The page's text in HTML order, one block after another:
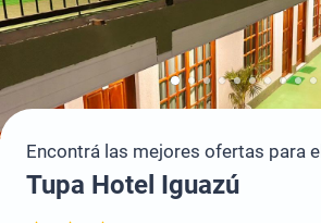
Encontrá las mejores ofertas para el
Tupa Hotel Iguazú